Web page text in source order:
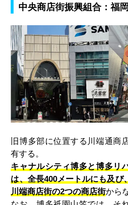
中央商店街振興組合：福
旧博多部に位置する川端通商
有する。
キャナルシティ博多と博多リ
は、全長400メートルにも及び
川端商店街の2つの商店街から